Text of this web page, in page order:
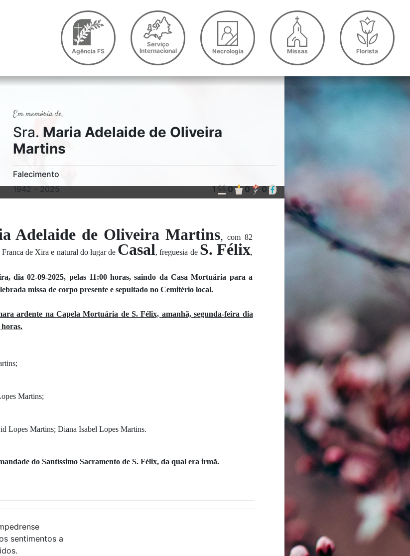
Agência FS
Serviço
Internacional
Necrologia Missas Florista
Em memória de,
Sra. Maria Adelaide de Oliveira
Martins
Falecimento
1942 - 2025
1 0 0 0
Adelaide de Oliveira Martins, com 82
de Xira e natural do lugar de Casal, freguesia de S. Félix,
dia 02-09-2025, pelas 11:00 horas, saindo da Casa Mortuária para a
missa de corpo presente e sepultado no Cemitério local.
ardente na Capela Mortuária de S. Félix, amanhã, segunda-feira dia
Martins;
Lopes Martins; Diana Isabel Lopes Martins.
do Santíssimo Sacramento de S. Félix, da qual era irmã.
sentimentos a